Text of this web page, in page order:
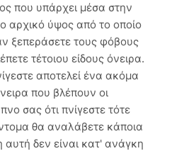
που υπάρχει μέσα στην
αρχικό ύψος από το οποίο
ξεπεράσετε τους φόβους
τέτοιου είδους όνειρα.
αποτελεί ένα ακόμα
που βλέπουν οι
σας ότι πνίγεστε τότε
θα αναλάβετε κάποια
δεν είναι κατ' ανάγκη